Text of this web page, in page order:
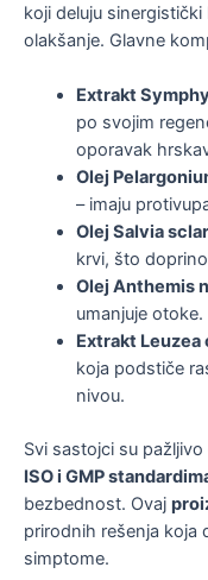
koji deluju
olakšanje. Glavne
Extrakt
po svojim
oporavak
Olej
– imaju
Olej Salvia
krvi, što
Olej Anthemis
umanjuje otoke.
Extrakt
koja podstiče
nivou.
Svi sastojci su
ISO i GMP
bezbednost. Ovaj
prirodnih rešenja koja
simptome.